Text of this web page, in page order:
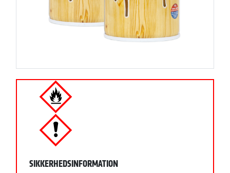
SIKKERHEDSINFORMATION